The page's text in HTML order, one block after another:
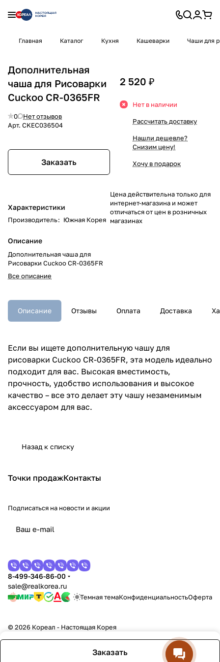
Главная Каталог Кухня Кашеварки Чаши для
Дополнительная
чаша для Рисоварки
Cuckoo CR-0365FR
0
Нет отзывов
Арт. CKEC036504
Заказать
Характеристики
Производитель: Южная Корея
Описание
Дополнительная чаша для
Рисоварки Cuckoo CR-0365FR
Все описание
2 520 ₽
Нет в наличии
Рассчитать доставку
Нашли дешевле?
Снизим цену!
Хочу в подарок
Цена действительна только для
интернет-магазина и может
отличаться от цен в розничных
магазинах
Описание Отзывы Оплата Доставка
Если вы ищете дополнительную чашу для
рисоварки Cuckoo CR-0365FR, эта модель идеально
подходит для вас. Высокая вместимость,
прочность, удобство использования и высокое
качество – все это делает эту чашу незаменимым
аксессуаром для ваc.
Назад к списку
Заказать
Точки продажКонтакты
Подписаться на новости и акции
8-499-346-86-00
sale@realkorea.ru
Темная темаКонфиденциальностьОферта
© 2026 Кореал - Настоящая Корея